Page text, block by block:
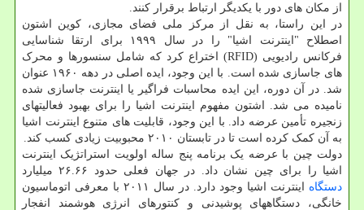
از مکان های دور با یکدیگر ارتباط برقرار کنند.
در این راستا، به نقل از مرکز ملی فضای مجازی، کوین اشتون
اصطلاح "اینترنت اشیا" را در سال ۱۹۹۹ برای ارتقا شناسایی
فرکانس رادیویی (RFID) اختراع کرد که شامل سنسورها و محرک
های جاسازی شده است. با این وجود، ایده اصلی در دهه ۱۹۶۰ عنوان
شد. در آن دوره، این ایده محاسبات فراگیر یا اینترنت جاسازی شده
نامیده می شد. اشتون مفهوم اینترنت اشیا را برای بهبود فعالیتهای
زنجیره تأمین عرضه داد. با این وجود، قابلیت های متنوع اینترنت اشیا
به آن کمک کرده است تا در تابستان ۲۰۱۰ محبوبیت زیادی کسب کند.
دولت چین با عرضه یک برنامه پنج ساله اولویت استراتژیک اینترنت
اشیا را برای چین نشان داد. در جهان فعلی حدود ۲۶.۶۶ میلیارد
دستگاه
اینترنت اشیا وجود دارد. در سال ۲۰۱۱ با معرفی اتوماسیون
خانگی، دستگاههای پوشیدنی و کنتورهای انرژی هوشمند انفجار